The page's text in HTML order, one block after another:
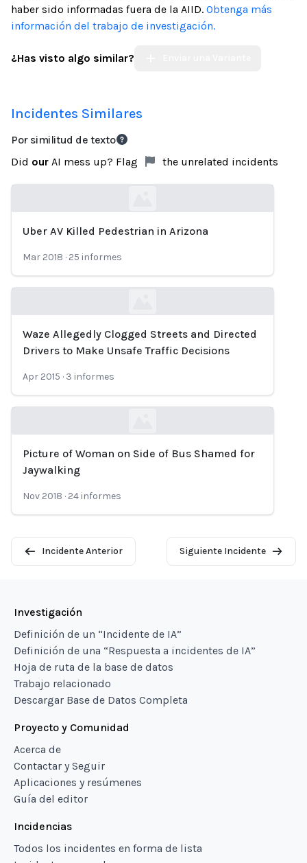
haber sido informadas fuera de la AIID. Obtenga más
información del trabajo de investigación.
¿Has visto algo similar?
Incidentes Similares
Por similitud de texto
Did our AI mess up? Flag the unrelated incidents
Uber AV Killed Pedestrian in Arizona
Mar 2018 · 25 informes
Loading...
Waze Allegedly Clogged Streets and Directed
Drivers to Make Unsafe Traffic Decisions
Apr 2015 · 3 informes
Loading...
Picture of Woman on Side of Bus Shamed for
Jaywalking
Nov 2018 · 24 informes
Incidente Anterior Siguiente Incidente
Investigación
Definición de un “Incidente de IA”
Definición de una “Respuesta a incidentes de IA”
Hoja de ruta de la base de datos
Trabajo relacionado
Descargar Base de Datos Completa
Proyecto y Comunidad
Acerca de
Contactar y Seguir
Aplicaciones y resúmenes
Guía del editor
Incidencias
Todos los incidentes en forma de lista